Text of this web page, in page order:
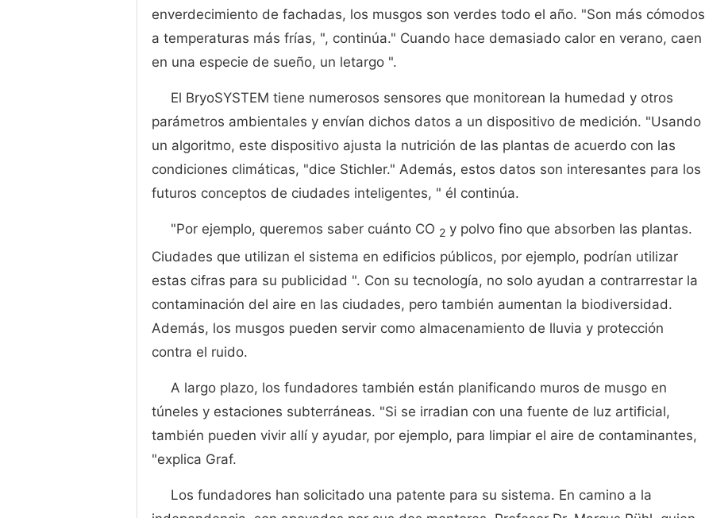
enverdecimiento de fachadas, los musgos son verdes todo el año. "Son más cómodos
a temperaturas más frías, ", continúa." Cuando hace demasiado calor en verano, caen
en una especie de sueño, un letargo ".
El BryoSYSTEM tiene numerosos sensores que monitorean la humedad y otros
parámetros ambientales y envían dichos datos a un dispositivo de medición. "Usando
un algoritmo, este dispositivo ajusta la nutrición de las plantas de acuerdo con las
condiciones climáticas, "dice Stichler." Además, estos datos son interesantes para los
futuros conceptos de ciudades inteligentes, " él continúa.
"Por ejemplo, queremos saber cuánto CO 2 y polvo fino que absorben las plantas.
Ciudades que utilizan el sistema en edificios públicos, por ejemplo, podrían utilizar
estas cifras para su publicidad ". Con su tecnología, no solo ayudan a contrarrestar la
contaminación del aire en las ciudades, pero también aumentan la biodiversidad.
Además, los musgos pueden servir como almacenamiento de lluvia y protección
contra el ruido.
A largo plazo, los fundadores también están planificando muros de musgo en
túneles y estaciones subterráneas. "Si se irradian con una fuente de luz artificial,
también pueden vivir allí y ayudar, por ejemplo, para limpiar el aire de contaminantes,
"explica Graf.
Los fundadores han solicitado una patente para su sistema. En camino a la